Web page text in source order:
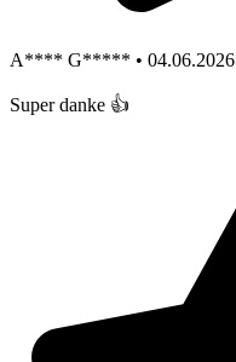
A**** G***** • 04.06.2026
Super danke 👍